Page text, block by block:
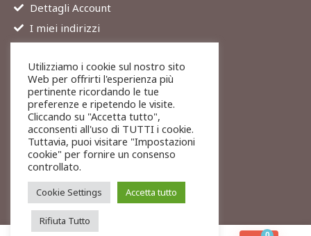
Dettagli Account
I miei indirizzi
Chi siamo
Services
Blog
Contatti
Legali
Termini di servizio
Resi e rimborsi
Utilizziamo i cookie sul nostro sito
Web per offrirti l'esperienza più
pertinente ricordando le tue
preferenze e ripetendo le visite.
Cliccando su "Accetta tutto",
acconsenti all'uso di TUTTI i cookie.
Tuttavia, puoi visitare "Impostazioni
cookie" per fornire un consenso
controllato.
Cookie Settings Accetta tutto
Rifiuta Tutto